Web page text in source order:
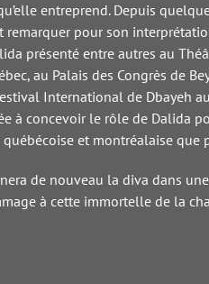
entreprend. Depuis
remarquer pour son
présenté entre autres au
au Palais des Congrès de
International de Dbayeh
à concevoir le rôle de Dalida
et montréalaise que
de nouveau la diva dans
à cette immortelle de la